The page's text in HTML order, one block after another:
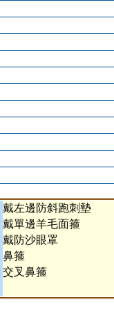
戴左邊防斜跑刺墊
戴單邊羊毛面箍
戴防沙眼罩
鼻箍
交叉鼻箍